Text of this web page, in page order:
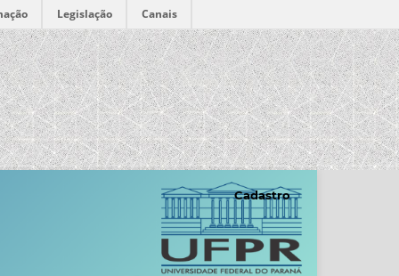
Legislação Canais
Cadastro